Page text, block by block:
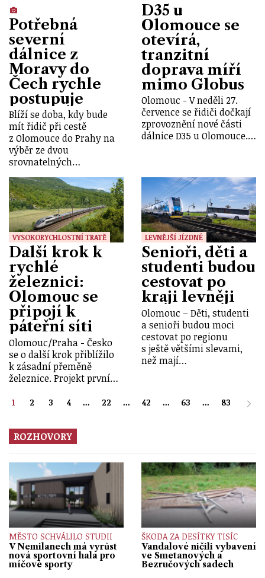
Potřebná
severní
dálnice z
Moravy do
Čech rychle
postupuje
Blíží se doba, kdy bude
mít řidič při cestě
z Olomouce do Prahy na
výběr ze dvou
srovnatelných…
D35 u
Olomouce se
otevírá,
tranzitní
doprava míří
mimo Globus
Olomouc - V neděli 27.
července se řidiči dočkají
zprovoznění nové části
dálnice D35 u Olomouce.…
VYSOKORYCHLOSTNÍ TRATĚ
Další krok k
rychlé
železnici:
Olomouc se
připojí k
páteřní síti
Olomouc/Praha - Česko
se o další krok přiblížilo
k zásadní přeměně
železnice. Projekt první…
LEVNĚJŠÍ JÍZDNÉ
Senioři, děti a
studenti budou
cestovat po
kraji levněji
Olomouc – Děti, studenti
a senioři budou moci
cestovat po regionu
s ještě většími slevami,
než mají…
1 2 3 4 ... 22 ... 42 ... 63 ... 83
ROZHOVORY
MĚSTO SCHVÁLILO STUDII
V Nemilanech má vyrůst
nová sportovní hala pro
míčové sporty
ŠKODA ZA DESÍTKY TISÍC
Vandalové ničili vybavení
ve Smetanových a
Bezručových sadech